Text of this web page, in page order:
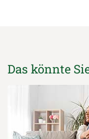
Das könnte